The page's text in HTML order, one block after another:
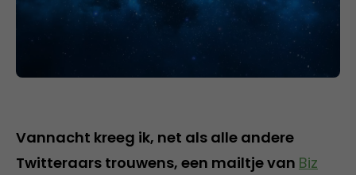
Vannacht kreeg ik, net als alle andere
Twitteraars trouwens, een mailtje van Biz